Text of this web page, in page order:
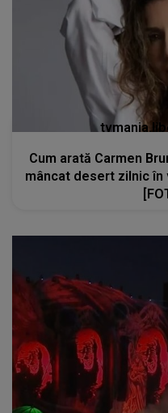
Cum arată Carmen
mâncat desert zilnic în